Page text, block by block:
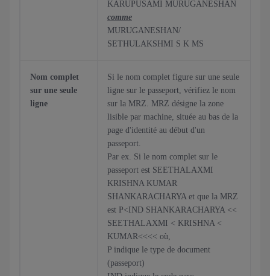
KARUPUSAMI MURUGANESHAN
comme
MURUGANESHAN/
SETHULAKSHMI S K MS
Nom complet
sur une seule
ligne
Si le nom complet figure sur une seule
ligne sur le passeport, vérifiez le nom
sur la MRZ. MRZ désigne la zone
lisible par machine, située au bas de la
page d'identité au début d'un
passeport.
Par ex. Si le nom complet sur le
passeport est SEETHALAXMI
KRISHNA KUMAR
SHANKARACHARYA et que la MRZ
est P<IND SHANKARACHARYA <<
SEETHALAXMI < KRISHNA <
KUMAR<<<< où,
P indique le type de document
(passeport)